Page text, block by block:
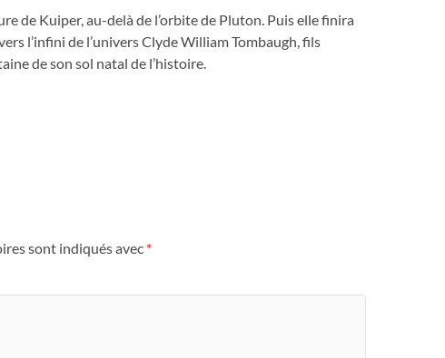
de Kuiper, au-delà de l’orbite de Pluton. Puis elle finira
l’infini de l’univers Clyde William Tombaugh, fils
de son sol natal de l’histoire.
sont indiqués avec *